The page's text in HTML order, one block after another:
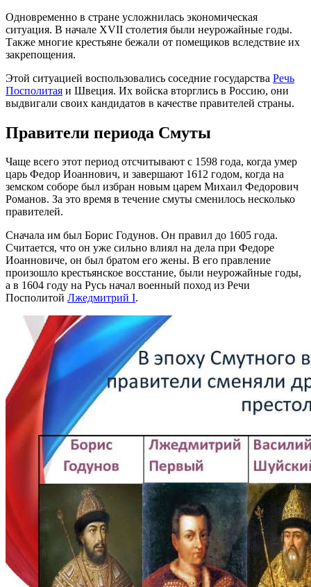
Одновременно в стране усложнилась экономическая
ситуация. В начале XVII столетия были неурожайные годы.
Также многие крестьяне бежали от помещиков вследствие их
закрепощения.
Этой ситуацией воспользовались соседние государства Речь
Посполитая и Швеция. Их войска вторглись в Россию, они
выдвигали своих кандидатов в качестве правителей страны.
Правители периода Смуты
Чаще всего этот период отсчитывают с 1598 года, когда умер
царь Федор Иоаннович, и завершают 1612 годом, когда на
земском соборе был избран новым царем Михаил Федорович
Романов. За это время в течение смуты сменилось несколько
правителей.
Сначала им был Борис Годунов. Он правил до 1605 года.
Считается, что он уже сильно влиял на дела при Федоре
Иоанновиче, он был братом его жены. В его правление
произошло крестьянское восстание, были неурожайные годы,
а в 1604 году на Русь начал военный поход из Речи
Посполитой Лжедмитрий I.